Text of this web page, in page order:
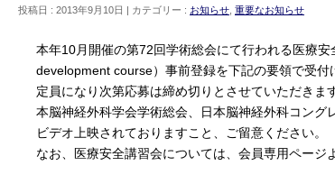
投稿日 : 2013年9月10日 カテゴリー : お知らせ 重要なお知らせ
本年10月開催の第72回学術総会にて行われる医療
development course）事前登録を下記の要領で受付
定員になり次第応募は締め切りとさせていただき
本脳神経外科学会学術総会、日本脳神経外科コン
ビデオ上映されておりますこと、ご留意ください。
なお、医療安全講習会については、会員専用ページ